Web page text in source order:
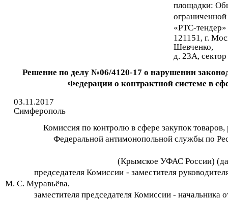
площадки:
ограниченной
«РТС-тендер»
121151, г.
Шевченко,
д. 23А,
Решение по делу №06/4120-17 о нарушении
Федерации о контрактной системе в
03.11.2017
Симферополь
Комиссия по контролю в сфере закупок товаров,
Федеральной антимонопольной службы по
(Крымское УФАС России)
председателя Комиссии - заместителя
М. С. Муравьёва,
заместителя председателя Комиссии - начальника